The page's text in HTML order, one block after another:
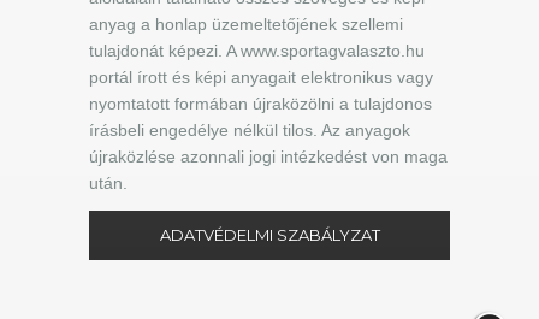
anyag a honlap üzemeltetőjének szellemi
tulajdonát képezi. A www.sportagvalaszto.hu
portál írott és képi anyagait elektronikus vagy
nyomtatott formában újraközölni a tulajdonos
írásbeli engedélye nélkül tilos. Az anyagok
újraközlése azonnali jogi intézkedést von maga
után.
ADATVÉDELMI SZABÁLYZAT